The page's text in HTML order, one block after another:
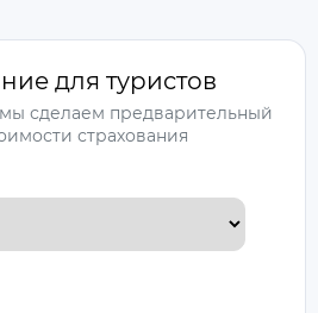
для туристов
сделаем предварительный
страхования